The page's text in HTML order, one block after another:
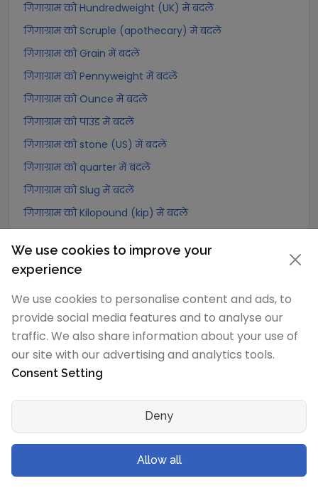
गिगाग्राम को Hundredweight (UK) में बदलें
गिगाग्राम को Scruple (apothecary) में बदलें
गिगाग्राम को Grain में बदलें
गिगाग्राम को Pennyweight में बदलें
गिगाग्राम को Ounce में बदलें
गिगाग्राम को पाउंड में बदलें
गिगाग्राम को stone (US) में बदलें
गिगाग्राम को quarter में बदलें
गिगाग्राम को Slug में बदलें
गिगाग्राम को Kilopound (kip) में बदलें
गिगाग्राम को US टन (Short टन) में बदलें
गिगाग्राम को Tonne (Metric टन) में बदलें
गिगाग्राम को Quintal (metric) में बदलें
गिगाग्राम को Kiloton (metric) में बदलें
गिगाग्राम को Carat में बदलें
गिगाग्राम को Gamma में बदलें
गिगाग्राम को Dalton में बदलें
गिगाग्राम को Planck mass में बदलें
We use cookies to improve your
experience
We use cookies to personalise content and ads, to
provide social media features and to analyse our
traffic. We also share information about your use of
our site with our advertising and analytics tools.
Consent Setting
Deny
Allow all